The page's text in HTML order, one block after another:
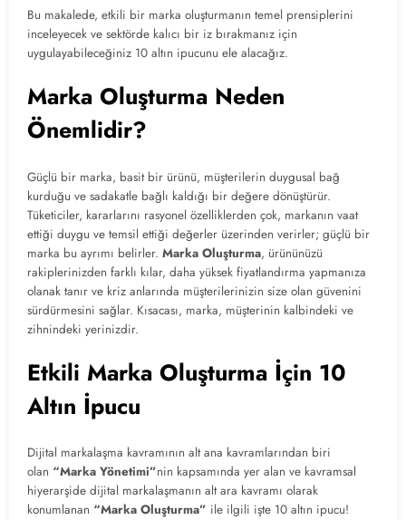
Bu makalede, etkili bir marka oluşturmanın temel prensiplerini
inceleyecek ve sektörde kalıcı bir iz bırakmanız için
uygulayabileceğiniz 10 altın ipucunu ele alacağız.
Marka Oluşturma Neden
Önemlidir?
Güçlü bir marka, basit bir ürünü, müşterilerin duygusal bağ
kurduğu ve sadakatle bağlı kaldığı bir değere dönüştürür.
Tüketiciler, kararlarını rasyonel özelliklerden çok, markanın vaat
ettiği duygu ve temsil ettiği değerler üzerinden verirler; güçlü bir
marka bu ayrımı belirler. Marka Oluşturma, ürününüzü
rakiplerinizden farklı kılar, daha yüksek fiyatlandırma yapmanıza
olanak tanır ve kriz anlarında müşterilerinizin size olan güvenini
sürdürmesini sağlar. Kısacası, marka, müşterinin kalbindeki ve
zihnindeki yerinizdir.
Etkili Marka Oluşturma İçin 10
Altın İpucu
Dijital markalaşma kavramının alt ana kavramlarından biri
olan “Marka Yönetimi”nin kapsamında yer alan ve kavramsal
hiyerarşide dijital markalaşmanın alt ara kavramı olarak
konumlanan “Marka Oluşturma” ile ilgili işte 10 altın ipucu!